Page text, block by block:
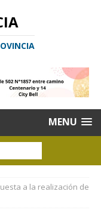
MENU
a la realización de